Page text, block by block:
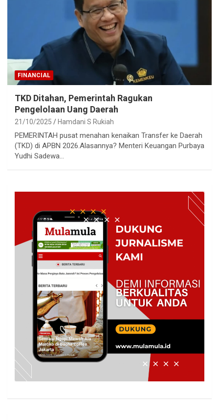
FINANCIAL
TKD Ditahan, Pemerintah Ragukan
Pengelolaan Uang Daerah
21/10/2025 Hamdani S Rukiah
PEMERINTAH pusat menahan kenaikan Transfer ke Daerah
(TKD) di APBN 2026.Alasannya? Menteri Keuangan Purbaya
Yudhi Sadewa…